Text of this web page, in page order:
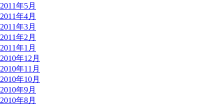
2011年5月
2011年4月
2011年3月
2011年2月
2011年1月
2010年12月
2010年11月
2010年10月
2010年9月
2010年8月